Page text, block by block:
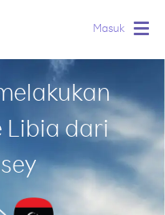
Masuk
Libia dari